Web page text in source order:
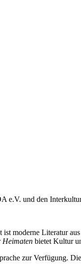
und den
moderne Literatur
Heimaten bietet Kultur
zur Verfügung.